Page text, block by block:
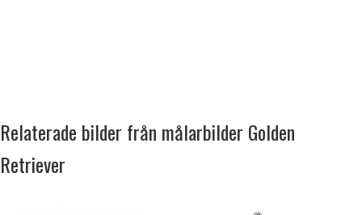
Relaterade bilder från målarbilder Golden
Retriever